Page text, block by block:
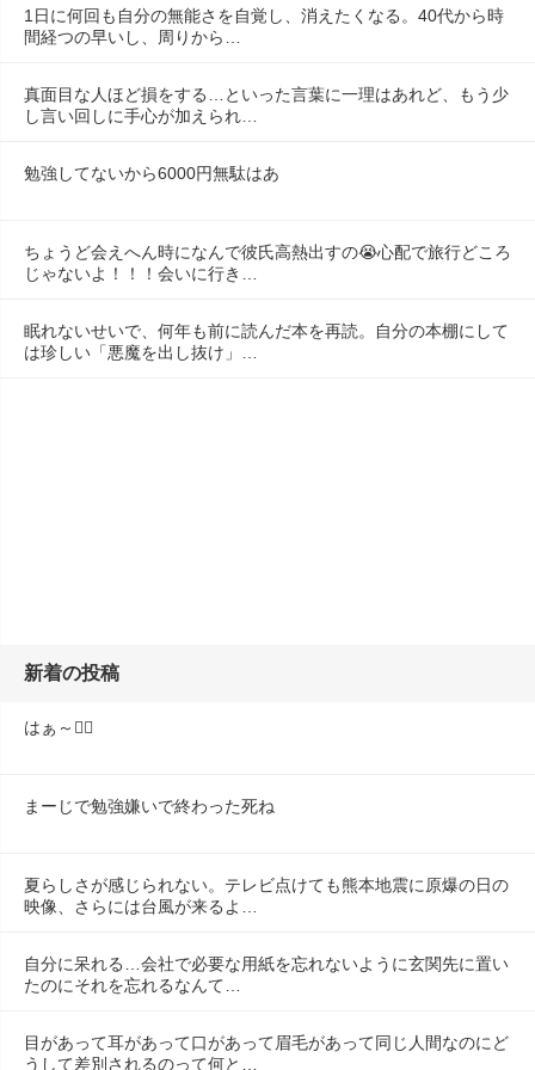
1日に何回も自分の無能さを自覚し、消えたくなる。40代から時
間経つの早いし、周りから…
真面目な人ほど損をする…といった言葉に一理はあれど、もう少
し言い回しに手心が加えられ…
勉強してないから6000円無駄はあ
ちょうど会えへん時になんで彼氏高熱出すの😭心配で旅行どころ
じゃないよ！！！会いに行き…
眠れないせいで、何年も前に読んだ本を再読。自分の本棚にして
は珍しい「悪魔を出し抜け」…
新着の投稿
はぁ～😮‍💨
まーじで勉強嫌いで終わった死ね
夏らしさが感じられない。テレビ点けても熊本地震に原爆の日の
映像、さらには台風が来るよ…
自分に呆れる…会社で必要な用紙を忘れないように玄関先に置い
たのにそれを忘れるなんて…
目があって耳があって口があって眉毛があって同じ人間なのにど
うして差別されるのって何と…